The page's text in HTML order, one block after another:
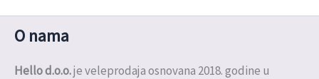
O nama
Hello d.o.o.je veleprodaja osnovana 2018. godine u